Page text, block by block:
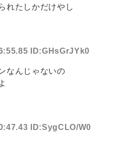
れたしかだけやし
ID:GHsGrJYk0
なんじゃないの
ID:SygCLO/W0